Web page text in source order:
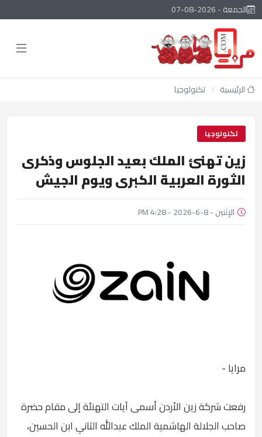
الجمعة - 2026-08-07
الرئيسية / تكنولوجيا
تكنولوجيا
زين تهنئ الملك بعيد الجلوس وذكرى
الثورة العربية الكبرى ويوم الجيش
الإثنين - 8-6-2026 - 4:28 PM
مرايا -
رفعت شركة زين الأردن أسمى آيات التهنئة إلى مقام حضرة
صاحب الجلالة الهاشمية الملك عبدالله الثاني ابن الحسين،